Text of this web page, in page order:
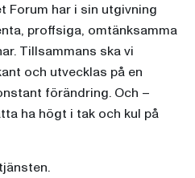
Forum har i sin utgivning
proffsiga, omtänksamma
Tillsammans ska vi
och utvecklas på en
förändring. Och –
ha högt i tak och kul på